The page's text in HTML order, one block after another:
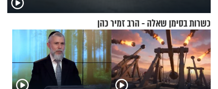
כשרות בסימן שאלה - הרב זמיר כהן